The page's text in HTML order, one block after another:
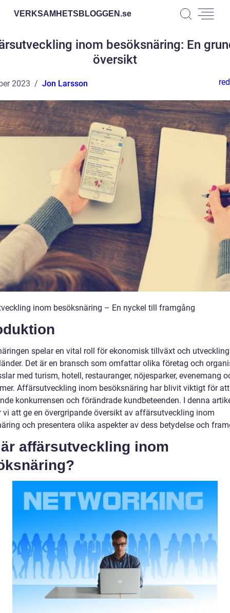
VERKSAMHETSBLOGGEN.se
inom besöksnäring: En
översikt
2023 Jon Larsson
inom besöksnäring – En nyckel till framgång
spelar en vital roll för ekonomisk tillväxt och
Det är en bransch som omfattar olika företag och
med turism, hotell, restauranger, nöjesparker, evenemang
Affärsutveckling inom besöksnäring har blivit viktigt för
konkurrensen och förändrade kundbeteenden. I denna
vi att ge en övergripande översikt av affärsutveckling inom
och presentera olika aspekter av dess betydelse och
affärsutveckling inom